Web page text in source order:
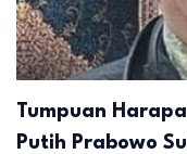
Tumpuan
Putih Prabowo